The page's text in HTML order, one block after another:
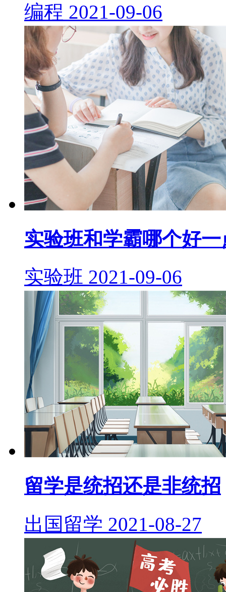
编程 2021-09-06
实验班和学霸哪个好一
实验班 2021-09-06
留学是统招还是非统招
出国留学 2021-08-27